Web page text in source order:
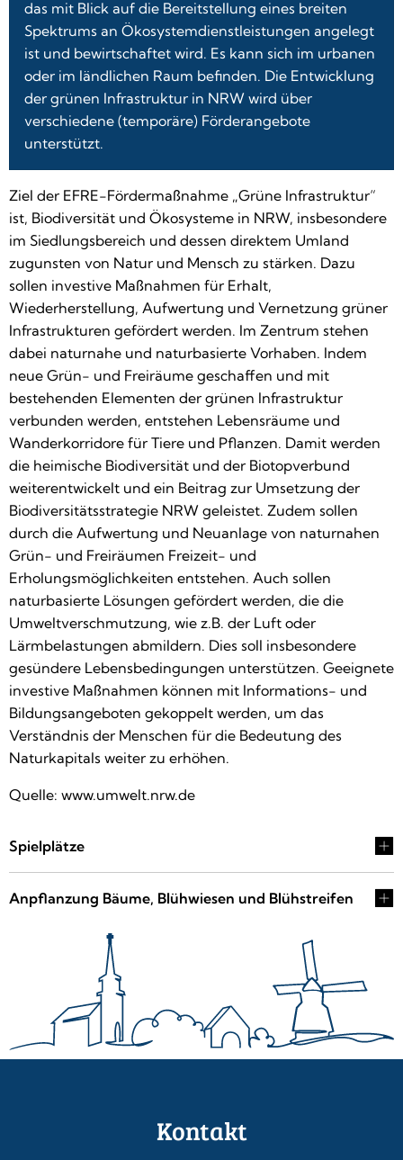
das mit Blick auf die Bereitstellung eines breiten
Spektrums an Ökosystemdienstleistungen angelegt
ist und bewirtschaftet wird. Es kann sich im urbanen
oder im ländlichen Raum befinden. Die Entwicklung
der grünen Infrastruktur in NRW wird über
verschiedene (temporäre) Förderangebote
unterstützt.
Ziel der EFRE-Fördermaßnahme „Grüne Infrastruktur“
ist, Biodiversität und Ökosysteme in NRW, insbesondere
im Siedlungsbereich und dessen direktem Umland
zugunsten von Natur und Mensch zu stärken. Dazu
sollen investive Maßnahmen für Erhalt,
Wiederherstellung, Aufwertung und Vernetzung grüner
Infrastrukturen gefördert werden. Im Zentrum stehen
dabei naturnahe und naturbasierte Vorhaben. Indem
neue Grün- und Freiräume geschaffen und mit
bestehenden Elementen der grünen Infrastruktur
verbunden werden, entstehen Lebensräume und
Wanderkorridore für Tiere und Pflanzen. Damit werden
die heimische Biodiversität und der Biotopverbund
weiterentwickelt und ein Beitrag zur Umsetzung der
Biodiversitätsstrategie NRW geleistet. Zudem sollen
durch die Aufwertung und Neuanlage von naturnahen
Grün- und Freiräumen Freizeit- und
Erholungsmöglichkeiten entstehen. Auch sollen
naturbasierte Lösungen gefördert werden, die die
Umweltverschmutzung, wie z.B. der Luft oder
Lärmbelastungen abmildern. Dies soll insbesondere
gesündere Lebensbedingungen unterstützen. Geeignete
investive Maßnahmen können mit Informations- und
Bildungsangeboten gekoppelt werden, um das
Verständnis der Menschen für die Bedeutung des
Naturkapitals weiter zu erhöhen.
Quelle: www.umwelt.nrw.de
Spielplätze
Anpflanzung Bäume, Blühwiesen und Blühstreifen
Kontakt